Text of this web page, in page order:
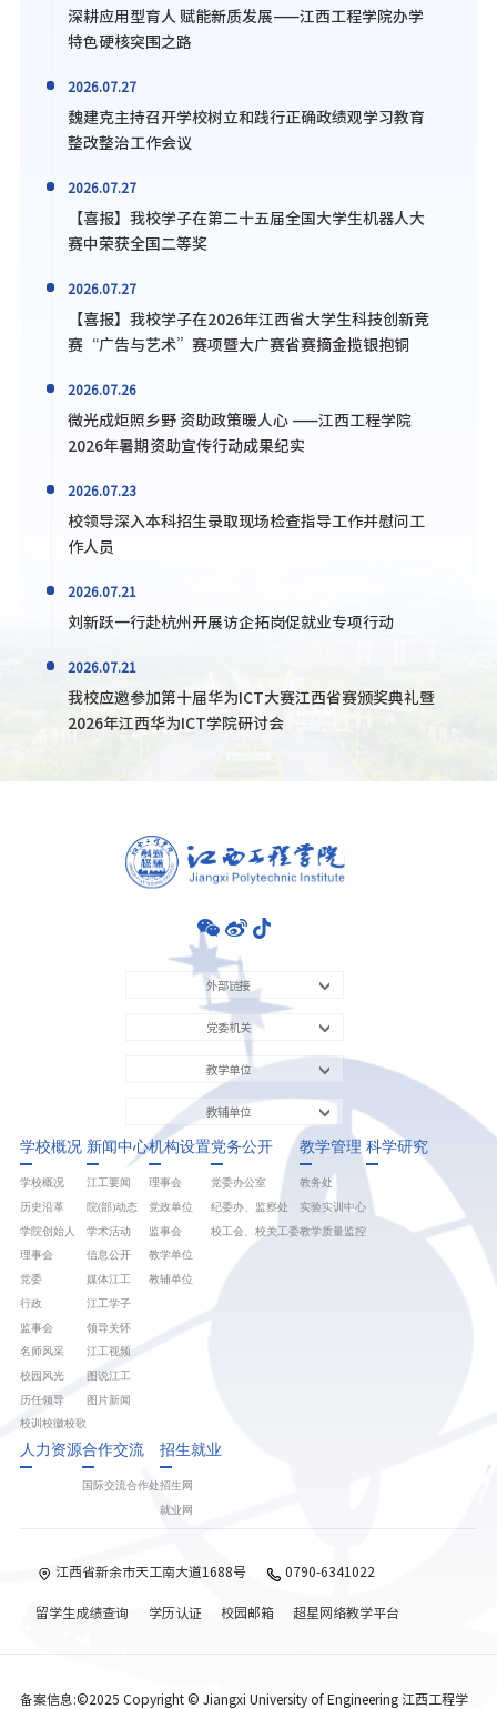
深耕应用型育人 赋能新质发展——江西工程学院办学
特色硬核突围之路
2026.07.27
魏建克主持召开学校树立和践行正确政绩观学习教育
整改整治工作会议
2026.07.27
【喜报】我校学子在第二十五届全国大学生机器人大
赛中荣获全国二等奖
2026.07.27
【喜报】我校学子在2026年江西省大学生科技创新竞
赛“广告与艺术”赛项暨大广赛省赛摘金揽银抱铜
2026.07.26
微光成炬照乡野 资助政策暖人心 ——江西工程学院
2026年暑期资助宣传行动成果纪实
2026.07.23
校领导深入本科招生录取现场检查指导工作并慰问工
作人员
2026.07.21
刘新跃一行赴杭州开展访企拓岗促就业专项行动
2026.07.21
我校应邀参加第十届华为ICT大赛江西省赛颁奖典礼暨
2026年江西华为ICT学院研讨会
外部链接
党委机关
教学单位
教辅单位
学校概况
学校概况
历史沿革
学院创始人
理事会
党委
行政
监事会
名师风采
校园风光
历任领导
校训校徽校歌
新闻中心
江工要闻
院(部)动态
学术活动
信息公开
媒体江工
江工学子
领导关怀
江工视频
图说江工
图片新闻
机构设置
理事会
党政单位
监事会
教学单位
教辅单位
党务公开
党委办公室
纪委办、监察处
校工会、校关工委
教学管理
教务处
实验实训中心
教学质量监控
科学研究
人力资源合作交流
国际交流合作处
招生就业
招生网
就业网
江西省新余市天工南大道1688号 0790-6341022
留学生成绩查询 学历认证 校园邮箱 超星网络教学平台
备案信息:©2025 Copyright © Jiangxi University of Engineering 江西工程学